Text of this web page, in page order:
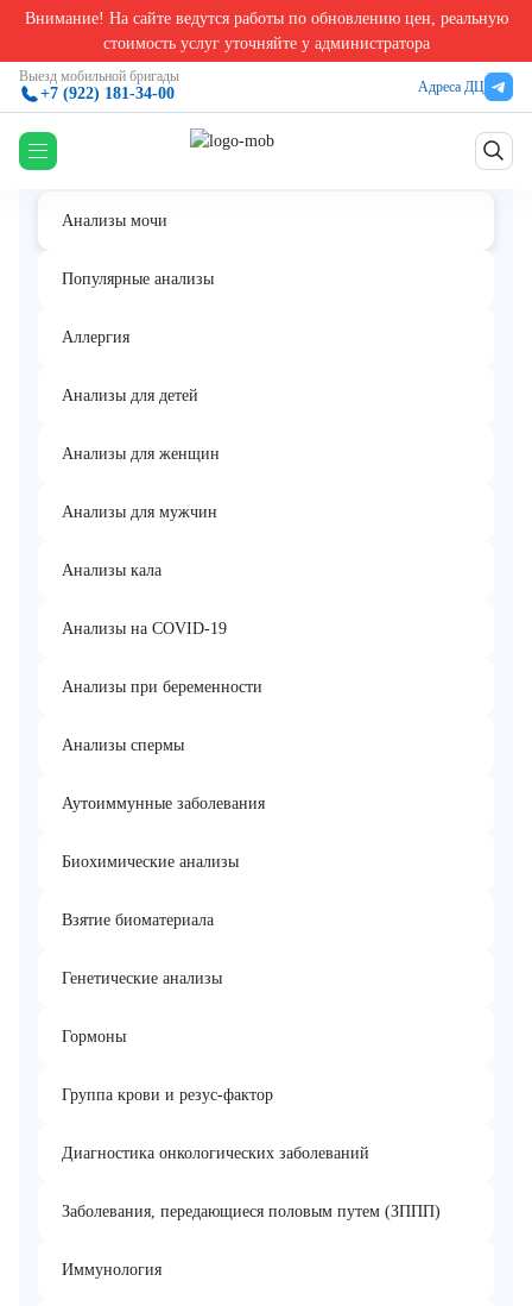
Внимание! На сайте ведутся работы по обновлению цен, реальную
стоимость услуг уточняйте у администратора
Выезд мобильной бригады
+7 (922) 181-34-00 Адреса ДЦ
Анализы мочи в Екатеринбурге 17-кетостероиды (17-КС) в моче
17-кетостероиды (17-КС) в моче
Анализы мочи
Популярные анализы
Аллергия
Анализы для детей
Анализы для женщин
Анализы для мужчин
Анализы кала
Анализы на COVID-19
Анализы при беременности
Анализы спермы
Аутоиммунные заболевания
Биохимические анализы
Взятие биоматериала
Генетические анализы
Гормоны
Группа крови и резус-фактор
Диагностика онкологических заболеваний
Заболевания, передающиеся половым путем (ЗППП)
Иммунология